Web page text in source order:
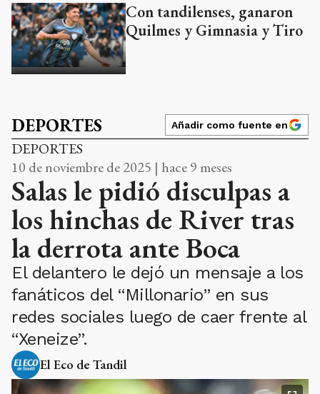
Con tandilenses, ganaron
Quilmes y Gimnasia y Tiro
DEPORTES Añadir como fuente en
DEPORTES
10 de noviembre de 2025 | hace 9 meses
Salas le pidió disculpas a
los hinchas de River tras
la derrota ante Boca
El delantero le dejó un mensaje a los
fanáticos del “Millonario” en sus
redes sociales luego de caer frente al
“Xeneize”.
El Eco de Tandil